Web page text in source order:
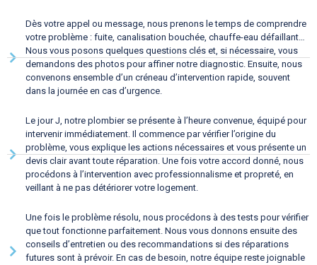
Dès votre appel ou message, nous prenons le temps de comprendre
votre problème : fuite, canalisation bouchée, chauffe-eau défaillant…
Nous vous posons quelques questions clés et, si nécessaire, vous
demandons des photos pour affiner notre diagnostic. Ensuite, nous
convenons ensemble d’un créneau d’intervention rapide, souvent
dans la journée en cas d’urgence.
Le jour J, notre plombier se présente à l’heure convenue, équipé pour
intervenir immédiatement. Il commence par vérifier l’origine du
problème, vous explique les actions nécessaires et vous présente un
devis clair avant toute réparation. Une fois votre accord donné, nous
procédons à l’intervention avec professionnalisme et propreté, en
veillant à ne pas détériorer votre logement.
Une fois le problème résolu, nous procédons à des tests pour vérifier
que tout fonctionne parfaitement. Nous vous donnons ensuite des
conseils d’entretien ou des recommandations si des réparations
futures sont à prévoir. En cas de besoin, notre équipe reste joignable